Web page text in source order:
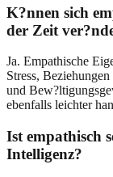
K?nnen sich
der Zeit
Ja. Empathische
Stress,
und
ebenfalls leichter
Ist empathisch
Intelligenz?